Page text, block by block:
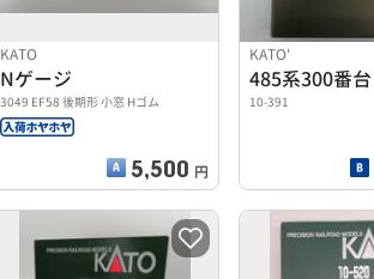
KATO
Nゲージ
3049 EF58 後期形 小窓 Hゴム
5,500 円
KATO'
10-391